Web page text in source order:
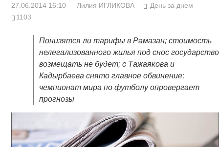
27.06.2014 16:10 Лилия ИГЛИКОВА
День за днем
1103
Понизятся ли тарифы в Рамазан; стоимость
нелегализованного жилья под снос государство
возмещать не будет; с Тажаякова и
Кадырбаева снято главное обвинение;
чемпионат мира по футболу опровергает
прогнозы